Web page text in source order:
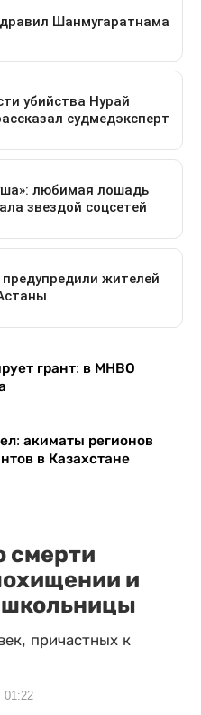
грант: в МНВО
акиматы регионов
в Казахстане
смерти
и
причастных к
01:22